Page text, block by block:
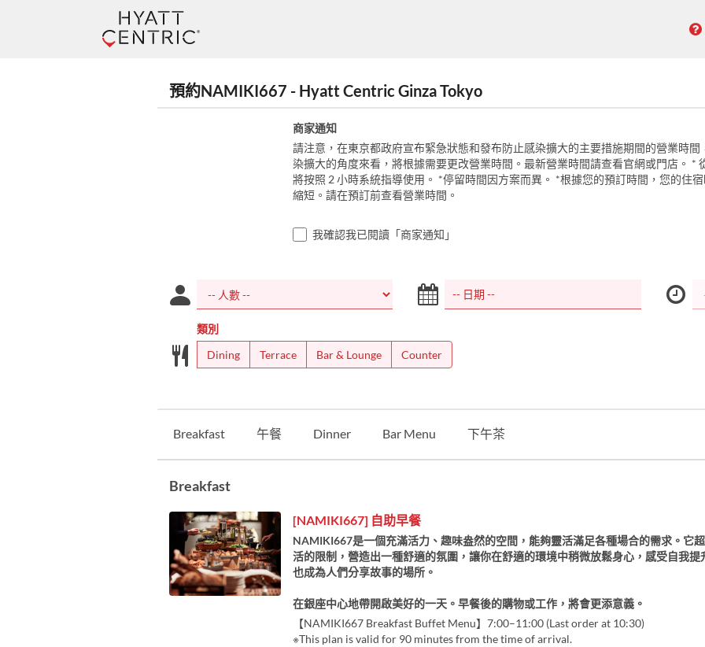
預約NAMIKI667 - Hyatt Centric Ginza Tokyo
商家通知
請注意，在東京都政府宣布緊急狀態和發布防止感染擴大的主要措施期間的營業時間
染擴大的角度來看，將根據需要更改營業時間。最新營業時間請查看官網或門店。 *
將按照 2 小時系統指導使用。 *停留時間因方案而異。 *根據您的預訂時間，您的住
縮短。請在預訂前查看營業時間。
我確認我已閱讀「商家通知」
類別
Dining
Terrace Bar & Lounge Counter
Breakfast 午餐 Dinner Bar Menu 下午茶
Breakfast
[NAMIKI667] 自助早餐
NAMIKI667是一個充滿活力、趣味盎然的空間，能夠靈活滿足各種場合的需求。它
活的限制，營造出一種舒適的氛圍，讓你在舒適的環境中稍微放鬆身心，感受自我提
也成為人們分享故事的場所。
在銀座中心地帶開啟美好的一天。早餐後的購物或工作，將會更添意義。
【NAMIKI667 Breakfast Buffet Menu】7:00–11:00 (Last order at 10:30)
※This plan is valid for 90 minutes from the time of arrival.